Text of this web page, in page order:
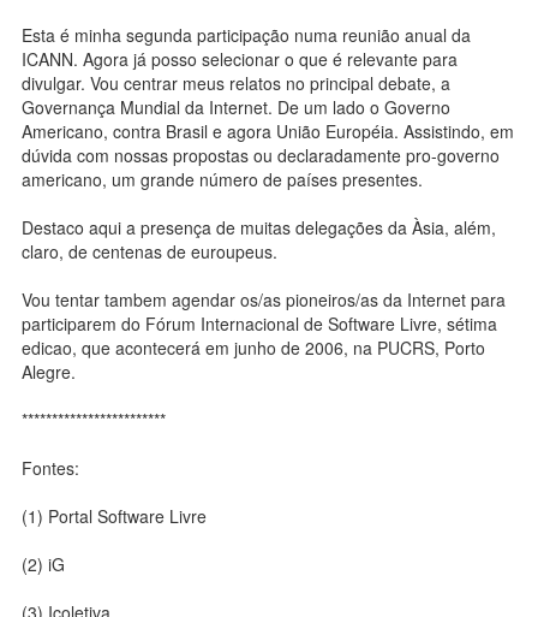
Esta é minha segunda participação numa reunião anual da
ICANN. Agora já posso selecionar o que é relevante para
divulgar. Vou centrar meus relatos no principal debate, a
Governança Mundial da Internet. De um lado o Governo
Americano, contra Brasil e agora União Européia. Assistindo, em
dúvida com nossas propostas ou declaradamente pro-governo
americano, um grande número de países presentes.
Destaco aqui a presença de muitas delegações da Àsia, além,
claro, de centenas de euroupeus.
Vou tentar tambem agendar os/as pioneiros/as da Internet para
participarem do Fórum Internacional de Software Livre, sétima
edicao, que acontecerá em junho de 2006, na PUCRS, Porto
Alegre.
************************
Fontes:
(1) Portal Software Livre
(2) iG
(3) Icoletiva